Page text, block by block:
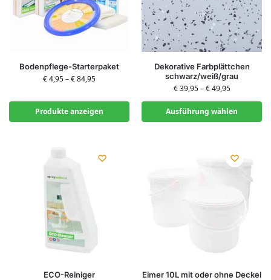
Bodenpflege-Starterpaket
€4,95–€84,95
Produkte anzeigen
Dekorative Farbplättchen
schwarz/weiß/grau
€39,95–€49,95
Ausführung wählen
ECO-Reiniger Eimer 10L mit oder ohne Deckel